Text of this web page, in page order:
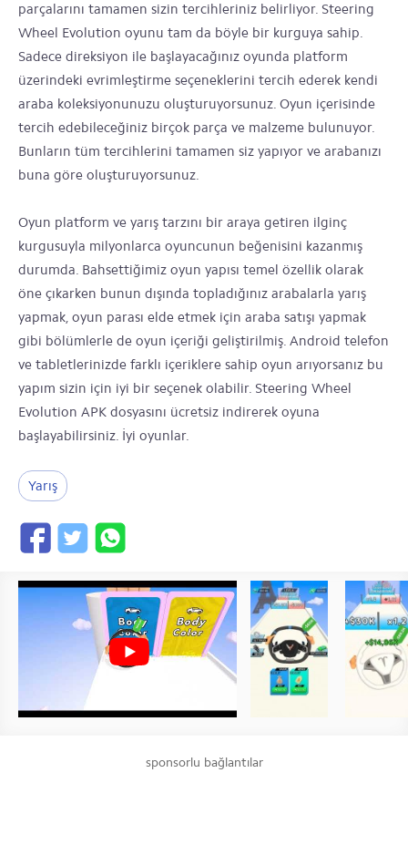
parçalarını tamamen sizin tercihleriniz belirliyor. Steering
Wheel Evolution oyunu tam da böyle bir kurguya sahip.
Sadece direksiyon ile başlayacağınız oyunda platform
üzerindeki evrimleştirme seçeneklerini tercih ederek kendi
araba koleksiyonunuzu oluşturuyorsunuz. Oyun içerisinde
tercih edebileceğiniz birçok parça ve malzeme bulunuyor.
Bunların tüm tercihlerini tamamen siz yapıyor ve arabanızı
buna göre oluşturuyorsunuz.
Oyun platform ve yarış tarzını bir araya getiren ilginç
kurgusuyla milyonlarca oyuncunun beğenisini kazanmış
durumda. Bahsettiğimiz oyun yapısı temel özellik olarak
öne çıkarken bunun dışında topladığınız arabalarla yarış
yapmak, oyun parası elde etmek için araba satışı yapmak
gibi bölümlerle de oyun içeriği geliştirilmiş. Android telefon
ve tabletlerinizde farklı içeriklere sahip oyun arıyorsanız bu
yapım sizin için iyi bir seçenek olabilir. Steering Wheel
Evolution APK dosyasını ücretsiz indirerek oyuna
başlayabilirsiniz. İyi oyunlar.
Yarış
sponsorlu bağlantılar